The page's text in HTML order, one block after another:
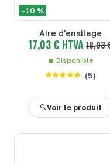
-10 %
Aire d'ensilage
17,03 € HTVA 18,93
Disponible
(5)
Voir le produit